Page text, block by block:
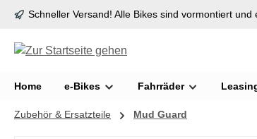
Zur Hauptnavigation springen
Schneller Versand! Alle Bikes sind vormontiert und
Home e-Bikes Fahrräder
Zubehör & Ersatzteile Mud Guard